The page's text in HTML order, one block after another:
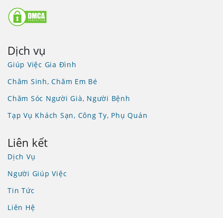
Dịch vụ
Giúp Việc Gia Đình
Chăm Sinh, Chăm Em Bé
Chăm Sóc Người Già, Người Bệnh
Tạp Vụ Khách Sạn, Công Ty, Phụ Quán
Liên kết
Dịch Vụ
Người Giúp Việc
Tin Tức
Liên Hệ